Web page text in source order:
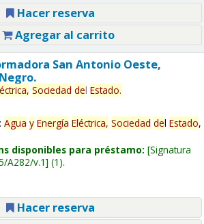
Hacer reserva
Agregar al carrito
San Antonio Oeste,
Sociedad del Estado.
Agua y Energía Eléctrica, Sociedad del Estado,
disponibles para préstamo: Signatura
A282/v.1 (1).
Hacer reserva